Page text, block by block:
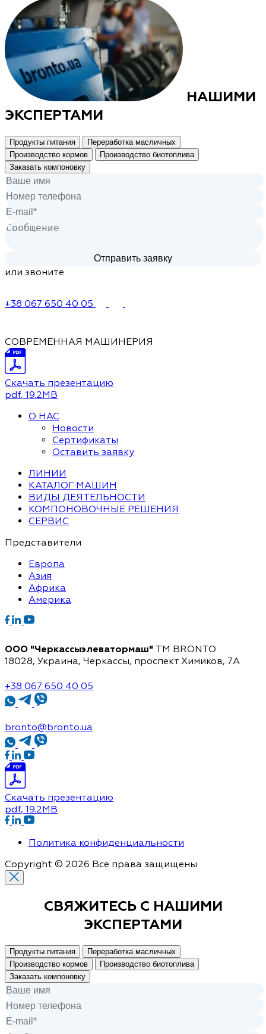
НАШИМИ
ЭКСПЕРТАМИ
Продукты питания
Переработка масличных
Производство кормов
Производство биотоплива
Заказать компоновку
или звоните
+38 067 650 40 05
СОВРЕМЕННАЯ МАШИНЕРИЯ
Скачать презентацию
pdf, 19.2MB
О НАС
Новости
Сертификаты
Оставить заявку
ЛИНИИ
КАТАЛОГ МАШИН
ВИДЫ ДЕЯТЕЛЬНОСТИ
КОМПОНОВОЧНЫЕ РЕШЕНИЯ
СЕРВИС
Представители
Европа
Азия
Африка
Америка
ООО "Черкассыэлеватормаш" TM BRONTO
18028, Украина, Черкассы, проспект Химиков, 7A
+38 067 650 40 05
bronto@bronto.ua
Скачать презентацию
pdf, 19.2MB
Политика конфиденциальности
Copyright © 2026 Все права защищены
СВЯЖИТЕСЬ С НАШИМИ
ЭКСПЕРТАМИ
Продукты питания
Переработка масличных
Производство кормов
Производство биотоплива
Заказать компоновку